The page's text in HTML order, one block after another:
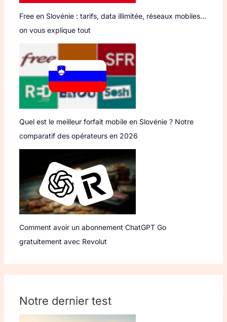
Free en Slovénie : tarifs, data illimitée, réseaux mobiles…
on vous explique tout
Quel est le meilleur forfait mobile en Slovénie ? Notre
comparatif des opérateurs en 2026
Comment avoir un abonnement ChatGPT Go
gratuitement avec Revolut
Notre dernier test